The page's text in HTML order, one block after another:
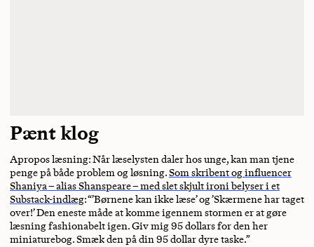
Pænt klog
Apropos læsning: Når læselysten daler hos unge, kan man tjene
penge på både problem og løsning.Som skribent og influencer
Shaniya – alias Shanspeare – med slet skjult ironi belyser i et
Substack-indlæg: “’Børnene kan ikke læse’ og ’Skærmene har taget
over!’ Den eneste måde at komme igennem stormen er at gøre
læsning fashionabelt igen. Giv mig 95 dollars for den her
miniaturebog. Smæk den på din 95 dollar dyre taske.”